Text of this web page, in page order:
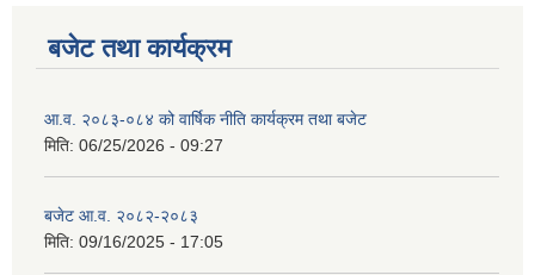
बजेट तथा कार्यक्रम
आ.व. २०८३-०८४ को वार्षिक नीति कार्यक्रम तथा बजेट
मिति: 06/25/2026 - 09:27
बजेट आ.व. २०८२-२०८३
मिति: 09/16/2025 - 17:05